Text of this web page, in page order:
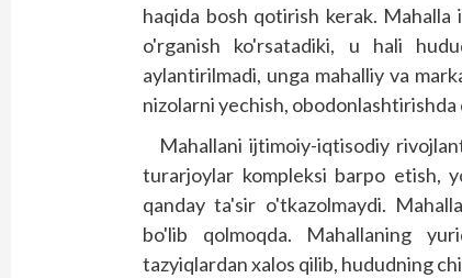
haqida bosh qotirish kerak.
o'rganish ko'rsatadiki, u hali
aylantirilmadi, unga mahalliy va
nizolarni yechish, obodonlashtirishda
Mahallani ijtimoiy-iqtisodiy
turarjoylar kompleksi barpo etish,
qanday ta'sir o'tkazolmaydi.
bo'lib qolmoqda. Mahallaning
tazyiqlardan xalos qilib, hududning